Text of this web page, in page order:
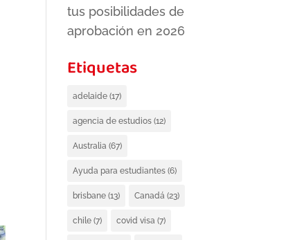
tus posibilidades de
aprobación en 2026
Etiquetas
adelaide (17)
agencia de estudios (12)
Australia (67)
Ayuda para estudiantes (6)
brisbane (13) Canadá (23)
chile (7) covid visa (7)